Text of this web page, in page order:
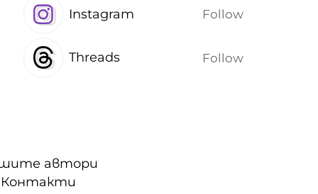
Instagram Follow
Threads Follow
автори
Контакти